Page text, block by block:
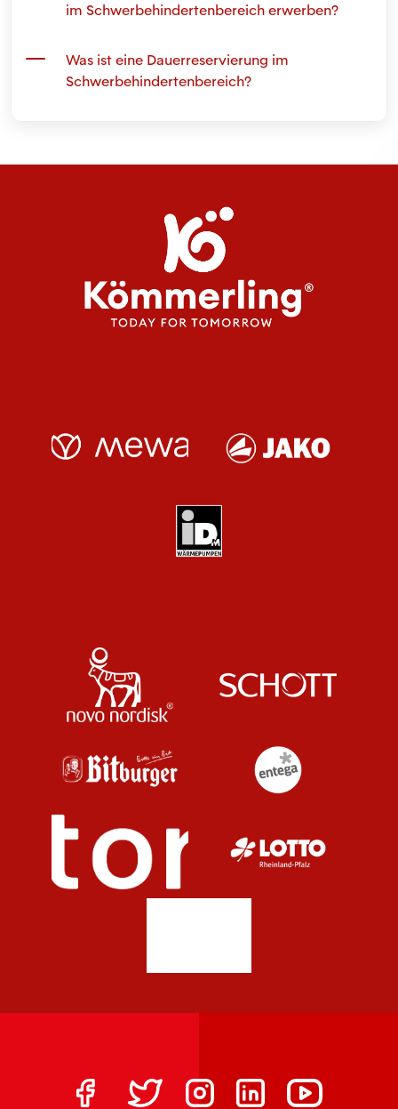
im Schwerbehindertenbereich erwerben?
Was ist eine Dauerreservierung im
Schwerbehindertenbereich?